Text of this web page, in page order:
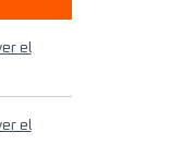
el
el